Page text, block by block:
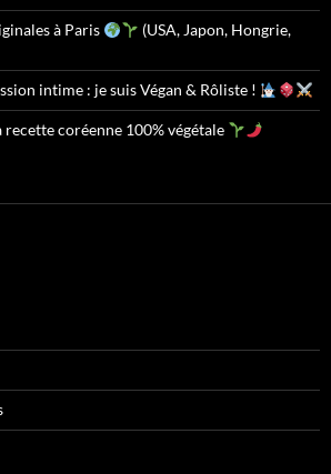
à Paris
(USA, Japon, Hongrie,
intime : je suis Végan & Rôliste !
coréenne 100% végétale